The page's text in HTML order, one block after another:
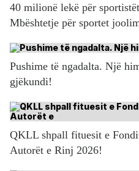
40 milionë lekë për
Mbështetje për sportet
Pushime të ngadalta. Një
gjëkundi!
QKLL shpall fituesit e
Autorët e Rinj 2026!